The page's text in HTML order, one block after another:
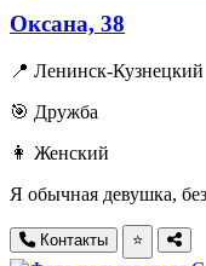
Оксана, 38
📍 Ленинск-Кузнецкий
🎯 Дружба
👩 Женский
Я обычная девушка,
Контакты ⭐